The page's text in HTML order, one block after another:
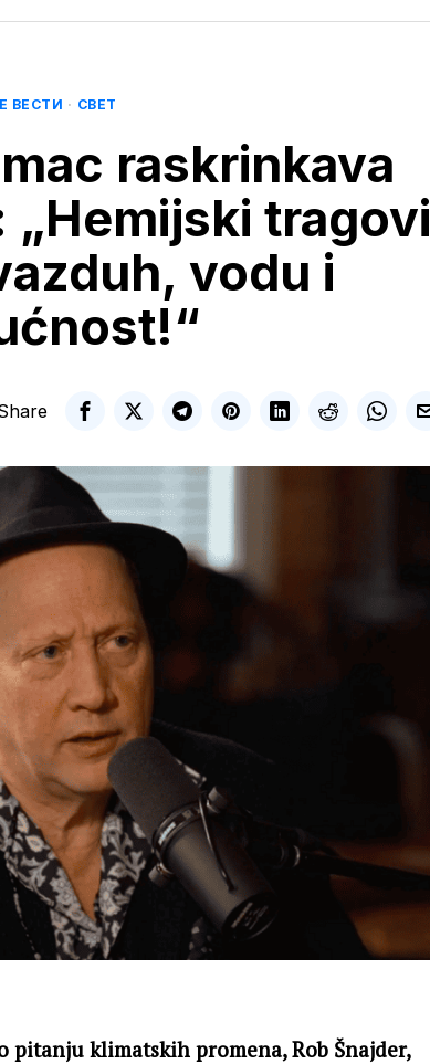
ВЕСТИ · СВЕТ
raskrinkava
tragovi
vodu i
klimatskih promena, Rob Šnajder,